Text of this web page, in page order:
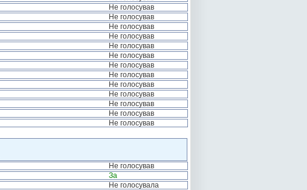
Не голосував
Не голосував
Не голосував
Не голосував
Не голосував
Не голосував
Не голосував
Не голосував
Не голосував
Не голосував
Не голосував
Не голосував
Не голосував
Не голосував
За
Не голосувала